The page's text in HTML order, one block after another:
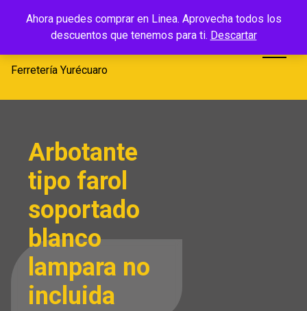
Ahora puedes comprar en Linea. Aprovecha todos los
descuentos que tenemos para ti. Descartar
Ferretería
Yurécuaro
Ferretería Yurécuaro
Arbotante
tipo farol
soportado
blanco
lampara no
incluida